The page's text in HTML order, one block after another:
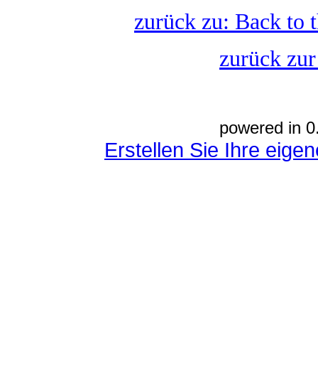
zurück zu: Back to
zurück
powered in
Erstellen Sie Ihre